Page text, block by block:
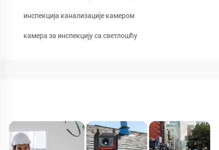
инспекција канализације камером
камера за инспекцију са светлошћу